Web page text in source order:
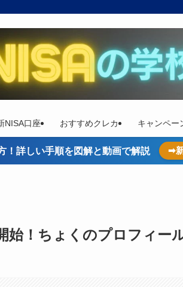
NISA口座 おすすめクレカ キャンペー
！詳しい手順を図解と動画で解説 ➡
始！ちょくのプロフィー